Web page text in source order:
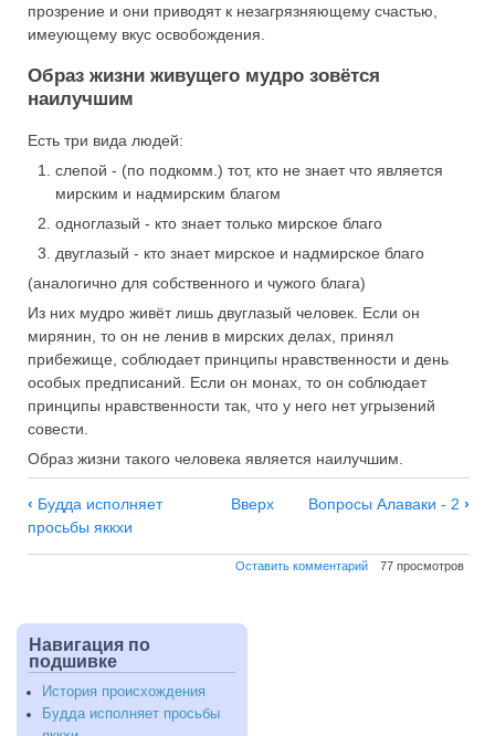
прозрение и они приводят к незагрязняющему счастью,
имеующему вкус освобождения.
Образ жизни живущего мудро зовётся
наилучшим
Есть три вида людей:
слепой - (по подкомм.) тот, кто не знает что является
мирским и надмирским благом
одноглазый - кто знает только мирское благо
двуглазый - кто знает мирское и надмирское благо
(аналогично для собственного и чужого блага)
Из них мудро живёт лишь двуглазый человек. Если он
мирянин, то он не ленив в мирских делах, принял
прибежище, соблюдает принципы нравственности и день
особых предписаний. Если он монах, то он соблюдает
принципы нравственности так, что у него нет угрызений
совести.
Образ жизни такого человека является наилучшим.
Навигация
по
Вопросы
1
‹ Будда исполняет
просьбы яккхи
Вверх Вопросы Алаваки - 2 ›
Оставить комментарий 77 просмотров
Навигация по
подшивке
История происхождения
Будда исполняет просьбы